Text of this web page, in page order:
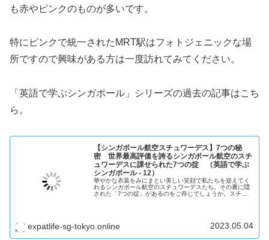
も赤やピンクのものが多いです。
特にピンクで統一されたMRT駅はフォトジェニックな場
所ですので興味がある方は一度訪れてみてください。
「英語で学ぶシンガポール」シリーズの過去の記事はこち
ら。
【シンガポール航空スチュワーデス】7つの秘
密 世界最高評価を誇るシンガポール航空のスチ
ュワーデスに課せられた7つの掟 （英語で学ぶ
シンガポール - 12）
華やかな衣装をみにまとい美しい笑顔で私たちを迎えてく
れるシンガポール航空のスチュワーデスたち。その裏に隠
された「7つの掟」があるのをご存じでしょうか。スチュ
expatlife-sg-tokyo.online 2023.05.04